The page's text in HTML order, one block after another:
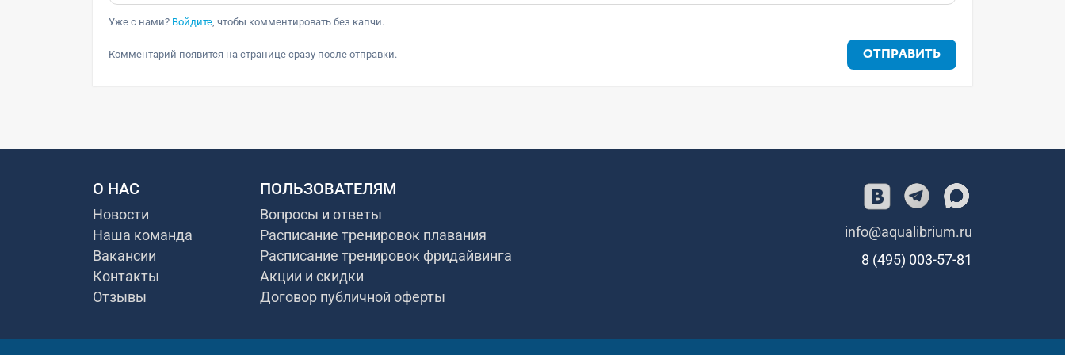
Уже с нами? Войдите, чтобы комментировать без капчи.
Комментарий появится на странице сразу после отправки. ОТПРАВИТЬ
О НАС
Новости
Наша команда
Вакансии
Контакты
Отзывы
ПОЛЬЗОВАТЕЛЯМ
Вопросы и ответы
Расписание тренировок плавания
Расписание тренировок фридайвинга
Акции и скидки
Договор публичной оферты
info@aqualibrium.ru
8 (495) 003-57-81